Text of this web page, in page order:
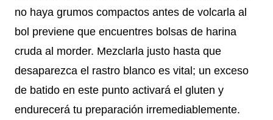
no haya grumos compactos antes de volcarla al
bol previene que encuentres bolsas de harina
cruda al morder. Mezclarla justo hasta que
desaparezca el rastro blanco es vital; un exceso
de batido en este punto activará el gluten y
endurecerá tu preparación irremediablemente.